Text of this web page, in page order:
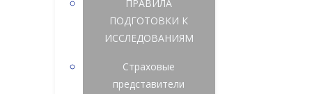
ПРАВИЛА
ПОДГОТОВКИ К
ИССЛЕДОВАНИЯМ
Страховые
представители